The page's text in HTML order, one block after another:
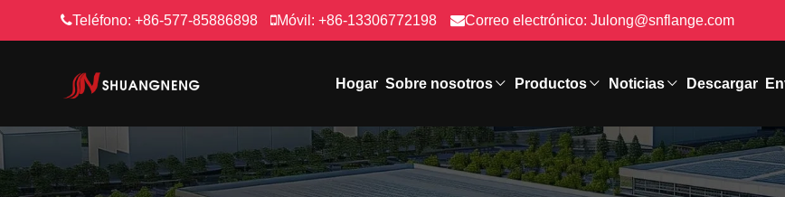
Teléfono:+86-577-85886898 Móvil:+86-13306772198 Correo electrónico: Julong@snflange.com
Hogar Sobre nosotros Productos Noticias Descargar